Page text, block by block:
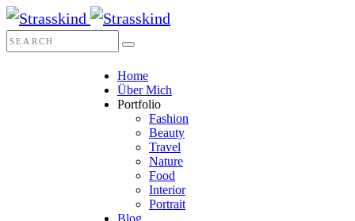
Home
Über Mich
Portfolio
Fashion
Beauty
Travel
Nature
Food
Interior
Portrait
Blog